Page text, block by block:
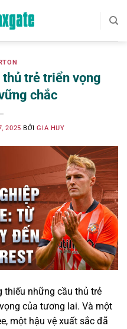
trẻ triển vọng
chắc
2025 BỞIGIA HUY
thiếu những cầu thủ trẻ
của tương lai. Và một
một hậu vệ xuất sắc đã